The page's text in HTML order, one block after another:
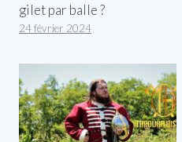
gilet par balle ?
24 février 2024